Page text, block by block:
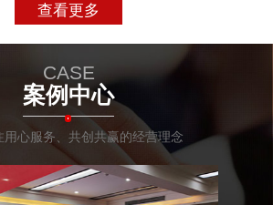
查看更多
CASE
案例中心
用心服务、共创共赢的经营理念